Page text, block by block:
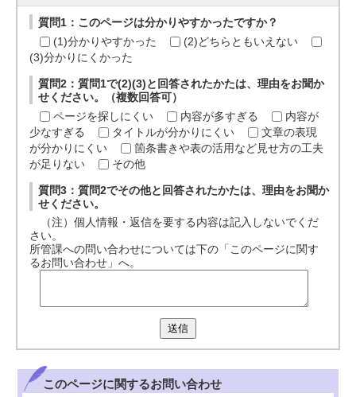
質問1：このページは分かりやすかったですか？
(1)分かりやすかった
(2)どちらともいえない
(3)分かりにくかった
質問2：質問1で(2)(3)と回答されたかたは、理由をお聞か
せください。（複数回答可）
ページを探しにくい
内容が多すぎる
内容が
少なすぎる
タイトルが分かりにくい
文章の表現
が分かりにくい
箇条書きや表の活用など見せ方の工夫
が足りない
その他
質問3：質問2でその他と回答されたかたは、理由をお聞か
せください。
（注）個人情報・返信を要する内容は記入しないでくだ
さい。
所管課への問い合わせについては下の「このページに関す
るお問い合わせ」へ。
送信
このページに関するお問い合わせ